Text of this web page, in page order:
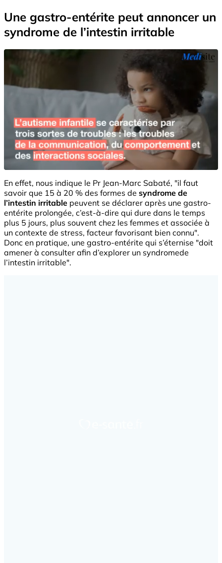
Une gastro-entérite peut annoncer un
syndrome de l’intestin irritable
En effet, nous indique le Pr Jean-Marc Sabaté, "il faut
savoir que 15 à 20 % des formes de syndrome de
l’intestin irritable peuvent se déclarer après une gastro-
entérite prolongée, c’est-à-dire qui dure dans le temps
plus 5 jours, plus souvent chez les femmes et associée à
un contexte de stress, facteur favorisant bien connu".
Donc en pratique, une gastro-entérite qui s’éternise "doit
amener à consulter afin d’explorer un syndromede
l’intestin irritable".